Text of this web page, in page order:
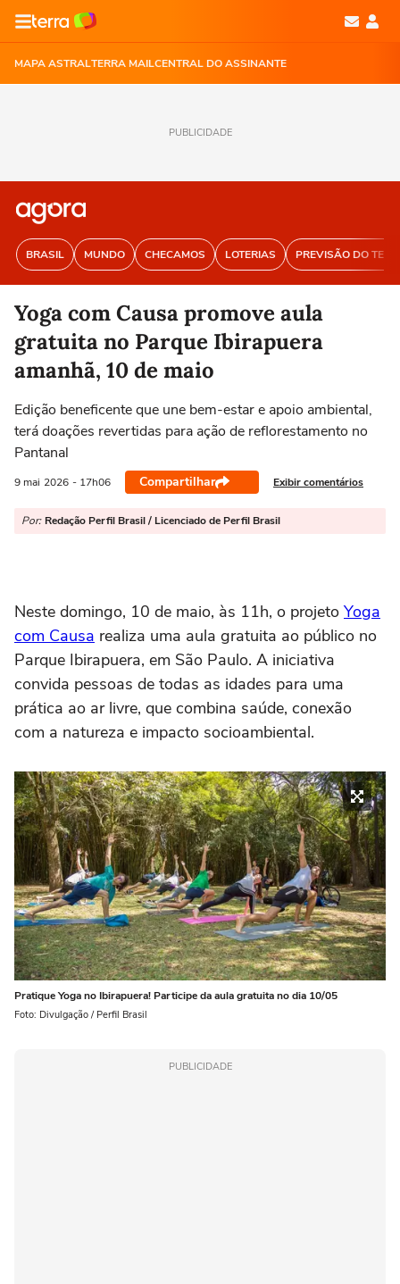
MAPA ASTRALTERRA MAILCENTRAL DO ASSINANTE
PUBLICIDADE
BRASIL MUNDO CHECAMOS LOTERIAS PREVISÃO DO
Yoga com Causa promove aula
gratuita no Parque Ibirapuera
amanhã, 10 de maio
Edição beneficente que une bem-estar e apoio ambiental,
terá doações revertidas para ação de reflorestamento no
Pantanal
9 mai 2026 - 17h06 Compartilhar Exibir comentários
Por: Redação Perfil Brasil / Licenciado de Perfil Brasil
Neste domingo, 10 de maio, às 11h, o projeto Yoga
com Causa realiza uma aula gratuita ao público no
Parque Ibirapuera, em São Paulo. A iniciativa
convida pessoas de todas as idades para uma
prática ao ar livre, que combina saúde, conexão
com a natureza e impacto socioambiental.
Pratique Yoga no Ibirapuera! Participe da aula gratuita no dia 10/05
Foto: Divulgação / Perfil Brasil
PUBLICIDADE